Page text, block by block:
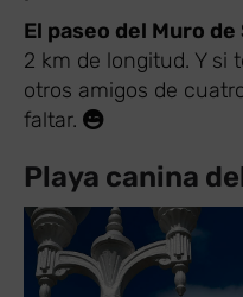
El paseo del Muro
2 km de longitud. Y si
otros amigos de
faltar.
Playa canina